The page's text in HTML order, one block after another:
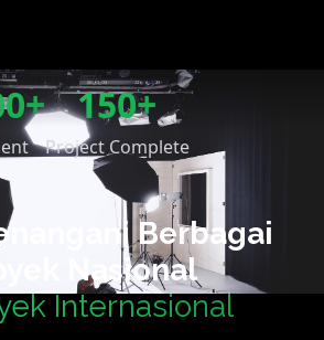
150+
Project Complete
Berbagai
Nasional
Internasional